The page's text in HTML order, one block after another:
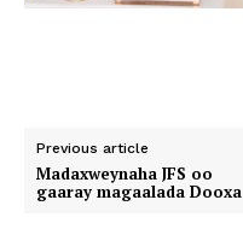
Previous article
Madaxweynaha JFS oo
gaaray magaalada Dooxa